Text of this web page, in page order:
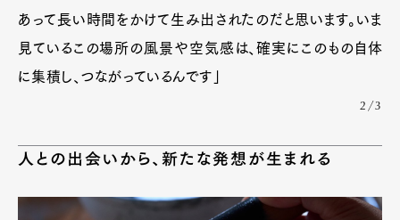
あって長い時間をかけて生み出されたのだと思います。いま
見ているこの場所の風景や空気感は、確実にこのもの自体
に集積し、つながっているんです」
2/3
人との出会いから、新たな発想が生まれる